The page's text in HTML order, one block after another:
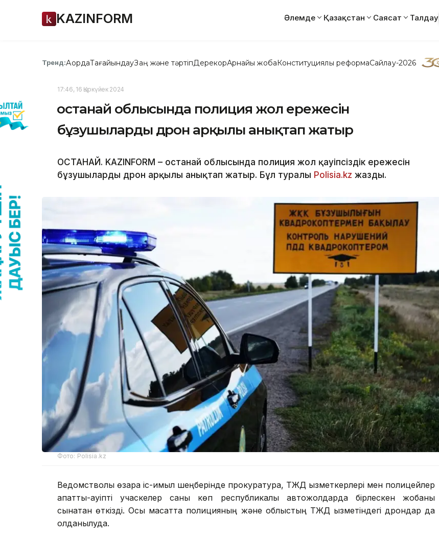
KAZINFORM Әлемде Қазақстан Саясат Талдау
Тренд:АқордаТағайындауЗаң және тәртіпДерекқорАрнайы жобаКонституциялық реформаСайлау-2026
17:46, 16 Қыркүйек 2024
Қостанай облысында полиция жол ережесін
бұзушыларды дрон арқылы анықтап жатыр
ҚОСТАНАЙ. KAZINFORM – Қостанай облысында полиция жол қауіпсіздік ережесін
бұзушыларды дрон арқылы анықтап жатыр. Бұл туралы Polisia.kz жазды.
Фото: Polisia.kz
Ведомстволық өзара іс-қимыл шеңберінде прокуратура, ТЖД қызметкерлері мен полицейлер
апатты-қауіпті учаскелер саны көп республикалық автожолдарда бірлескен жобаны
сынақтан өткізді. Осы мақсатта полицияның және облыстың ТЖД қызметіндегі дрондар да
қолданылуда.